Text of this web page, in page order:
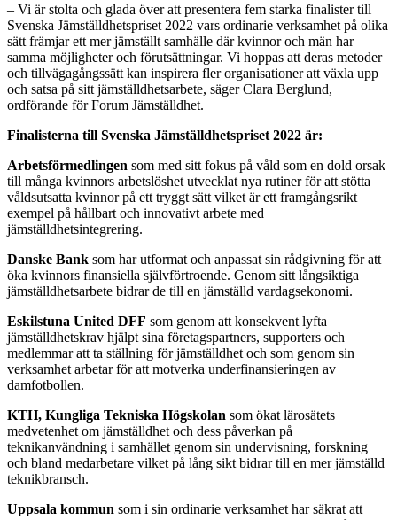
– Vi är stolta och glada över att presentera fem starka finalister till
Svenska Jämställdhetspriset 2022 vars ordinarie verksamhet på olika
sätt främjar ett mer jämställt samhälle där kvinnor och män har
samma möjligheter och förutsättningar. Vi hoppas att deras metoder
och tillvägagångssätt kan inspirera fler organisationer att växla upp
och satsa på sitt jämställdhetsarbete, säger Clara Berglund,
ordförande för Forum Jämställdhet.
Finalisterna till Svenska Jämställdhetspriset 2022 är:
Arbetsförmedlingen som med sitt fokus på våld som en dold orsak
till många kvinnors arbetslöshet utvecklat nya rutiner för att stötta
våldsutsatta kvinnor på ett tryggt sätt vilket är ett framgångsrikt
exempel på hållbart och innovativt arbete med
jämställdhetsintegrering.
Danske Bank som har utformat och anpassat sin rådgivning för att
öka kvinnors finansiella självförtroende. Genom sitt långsiktiga
jämställdhetsarbete bidrar de till en jämställd vardagsekonomi.
Eskilstuna United DFF som genom att konsekvent lyfta
jämställdhetskrav hjälpt sina företagspartners, supporters och
medlemmar att ta ställning för jämställdhet och som genom sin
verksamhet arbetar för att motverka underfinansieringen av
damfotbollen.
KTH, Kungliga Tekniska Högskolan som ökat lärosätets
medvetenhet om jämställdhet och dess påverkan på
teknikanvändning i samhället genom sin undervisning, forskning
och bland medarbetare vilket på lång sikt bidrar till en mer jämställd
teknikbransch.
Uppsala kommun som i sin ordinarie verksamhet har säkrat att